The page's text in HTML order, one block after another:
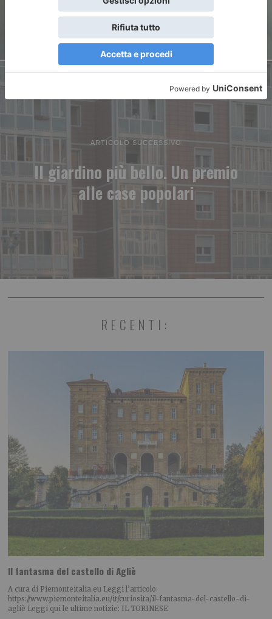
ARTICOLO SUCCESSIVO
Il giardino più bello. Un premio
alle case popolari
RECENTI:
Il fantasma del castello di Agliè
A cura di Piemonteitalia.eu Leggi l’articolo:
https://www.piemonteitalia.eu/it/curiosita/il-fantasma-del-castello-di-
agliè Leggi qui le ultime notizie: IL TORINESE